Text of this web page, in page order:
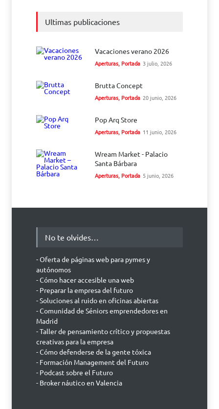
Ultimas publicaciones
Vacaciones verano 2026
Aperturas, Portada 3 julio, 2026
Brutta Concept
Aperturas, Portada 20 junio, 2026
Pop Arq Store
Aperturas, Portada 11 junio, 2026
Wream Market - Palacio
Santa Bárbara
Aperturas, Portada 5 junio, 2026
No te olvides…
- Oferta de páginas web para pymes y
autónomos
- Cómo hacer accesible una web
- Preparar la empresa del futuro
- Soluciones al ruido en oficinas abiertas
- Comunidad de Séniors emprendedores en
Madrid
- Taller de pensamiento crítico y propuestas
creativas para la empresa
- Cómo defenderse de la gente tóxica
- Formación Management del Futuro
- Podcast sobre el Futuro
- Broker náutico en Valencia